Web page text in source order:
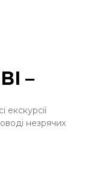
–
екскурсії
незрячих